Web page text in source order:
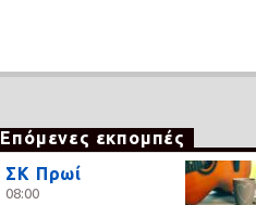
Επόμενες εκπομπές
ΣΚ Πρωί
08:00